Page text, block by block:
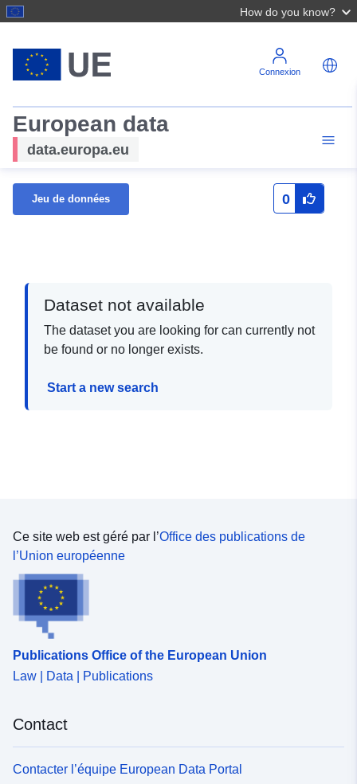
How do you know?
Connexion
European data
data.europa.eu
Jeu de données 0
Dataset not available
The dataset you are looking for can currently not
be found or no longer exists.
Start a new search
Ce site web est géré par l’Office des publications de
l’Union européenne
Publications Office of the European Union
Law | Data | Publications
Contact
Contacter l’équipe European Data Portal